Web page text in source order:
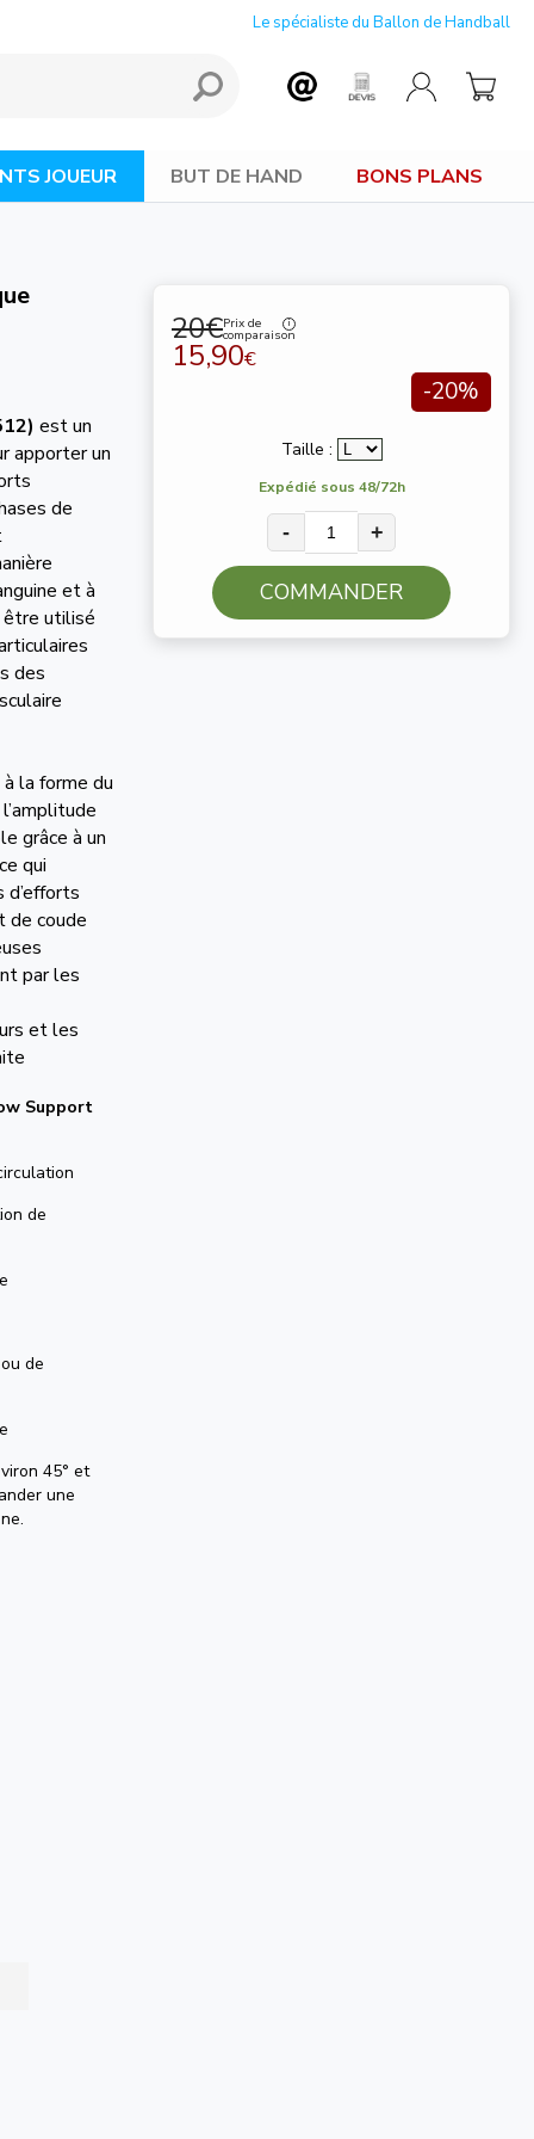
Le spécialiste du Ballon de Handball
JOUEUR BUT DE HAND BONS PLANS
20€Prix de
comparaison
15,90€
-20%
Taille :
Expédié sous 48/72h
- +
COMMANDER
est un
apporter un
de
et à
être utilisé
des
la forme du
grâce à un
qui
d’efforts
de coude
par les
et les
Support
de
de
45° et
une